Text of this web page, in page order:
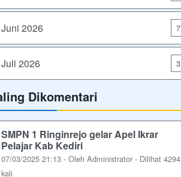
Juni 2026 7
Juli 2026 3
Dikomentari
SMPN 1 Ringinrejo gelar Apel Ikrar
Pelajar Kab Kediri
07/03/2025 21:13 - Oleh Administrator - Dilihat 4294
kali